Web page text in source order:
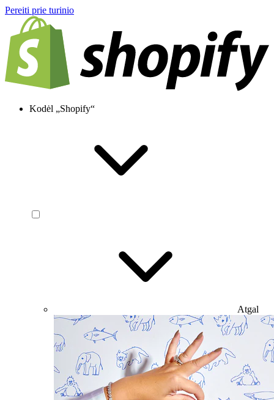
Pereiti prie turinio
Kodėl „Shopify“
Atgal